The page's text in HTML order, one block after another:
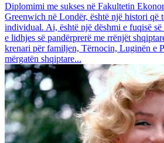
Diplomimi me sukses në Fakultetin
Greenwich në Londër, është një histori që
individual. Ai, është një dëshmi e fuqisë
e lidhjes së pandërprerë me rrënjët
krenari për familjen, Tërnocin, Luginën e
mërgatën shqiptare...